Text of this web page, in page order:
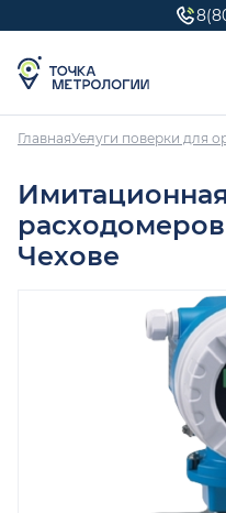
ГлавнаяУслуги поверки для
Чехове